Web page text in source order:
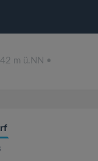
m ü.NN •